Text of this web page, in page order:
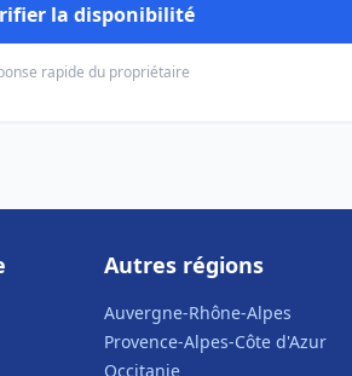
la disponibilité
rapide du propriétaire
Autres régions
Auvergne-Rhône-Alpes
Provence-Alpes-Côte d'Azur
Occitanie